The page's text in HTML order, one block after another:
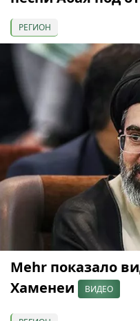
РЕГИОН
Mehr показало
Хаменеи
ВИДЕО